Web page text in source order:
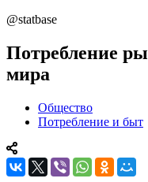
@statbase
Потребление
мира
Общество
Потребление и быт